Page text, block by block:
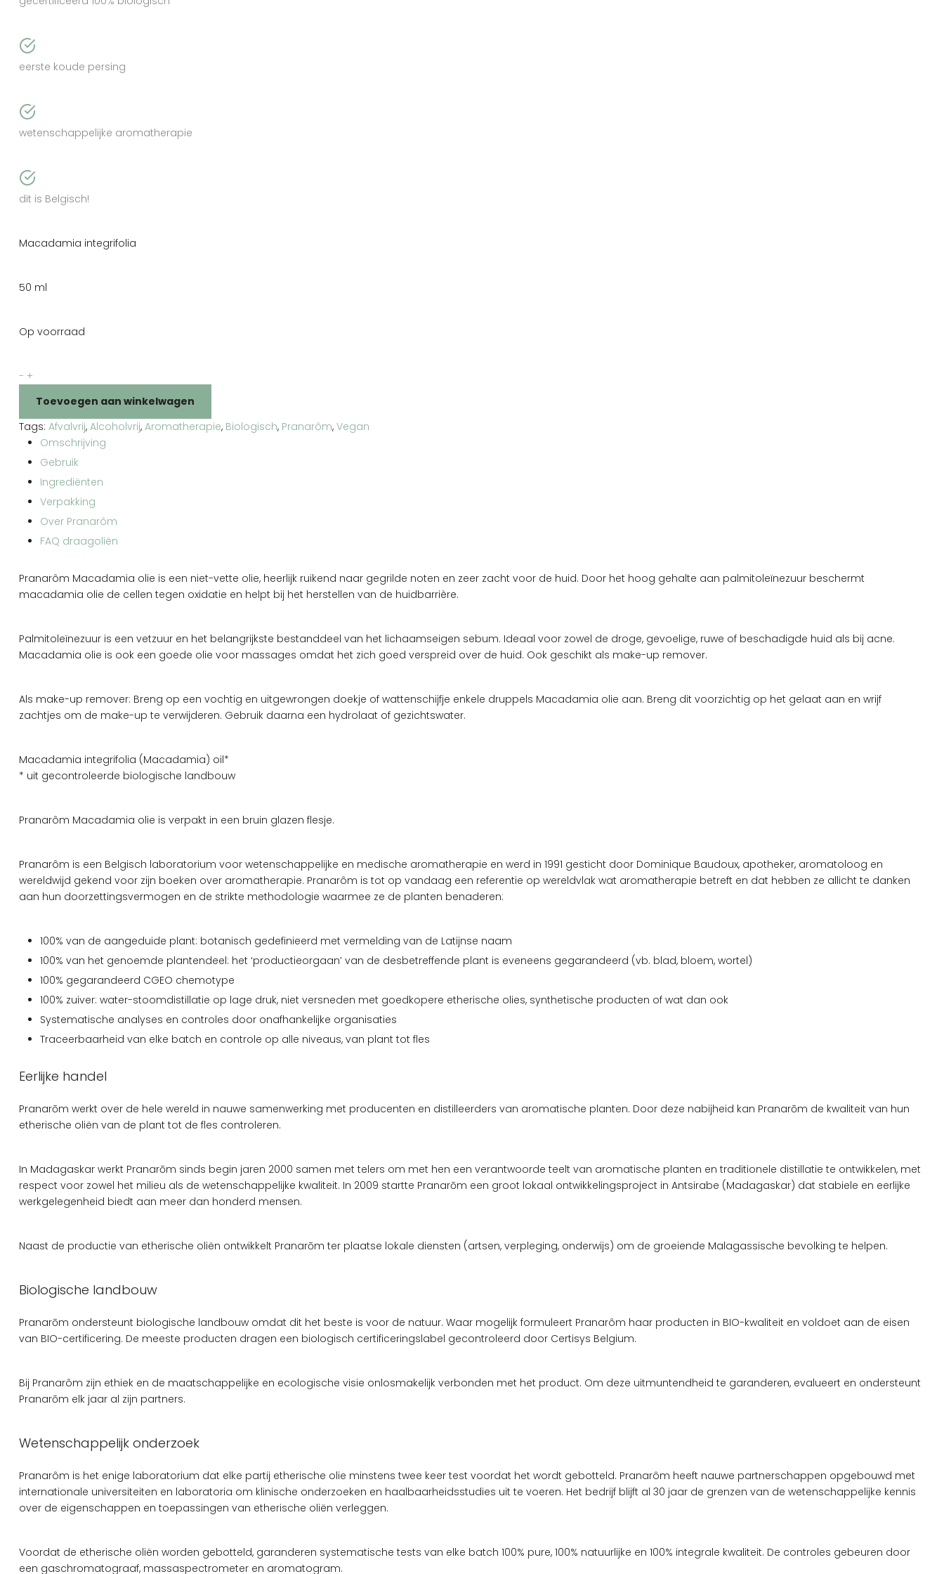
eerste koude persing
wetenschappelijke aromatherapie
dit is Belgisch!
Macadamia integrifolia
50 ml
Op voorraad
- Pranarôm
olie
aantal
+
Toevoegen aan winkelwagen
Tags: Afvalvrij, Alcoholvrij, Aromatherapie, Biologisch, Pranarôm, Vegan
Omschrijving
Gebruik
Ingrediënten
Verpakking
Over Pranarôm
FAQ draagoliën
Pranarôm Macadamia olie is een niet-vette olie, heerlijk ruikend naar gegrilde noten en zeer zacht voor de huid. Door het hoog gehalte aan palmitoleïnezuur beschermt
macadamia olie de cellen tegen oxidatie en helpt bij het herstellen van de huidbarrière.
Palmitoleïnezuur is een vetzuur en het belangrijkste bestanddeel van het lichaamseigen sebum. Ideaal voor zowel de droge, gevoelige, ruwe of beschadigde huid als bij acne.
Macadamia olie is ook een goede olie voor massages omdat het zich goed verspreid over de huid. Ook geschikt als make-up remover.
Als make-up remover: Breng op een vochtig en uitgewrongen doekje of wattenschijfje enkele druppels Macadamia olie aan. Breng dit voorzichtig op het gelaat aan en wrijf
zachtjes om de make-up te verwijderen. Gebruik daarna een hydrolaat of gezichtswater.
Macadamia integrifolia (Macadamia) oil*
* uit gecontroleerde biologische landbouw
Pranarôm Macadamia olie is verpakt in een bruin glazen flesje.
Pranarôm is een Belgisch laboratorium voor wetenschappelijke en medische aromatherapie en werd in 1991 gesticht door Dominique Baudoux, apotheker, aromatoloog en
wereldwijd gekend voor zijn boeken over aromatherapie. Pranarôm is tot op vandaag een referentie op wereldvlak wat aromatherapie betreft en dat hebben ze allicht te danken
aan hun doorzettingsvermogen en de strikte methodologie waarmee ze de planten benaderen:
100% van de aangeduide plant: botanisch gedefinieerd met vermelding van de Latijnse naam
100% van het genoemde plantendeel: het ‘productieorgaan’ van de desbetreffende plant is eveneens gegarandeerd (vb. blad, bloem, wortel)
100% gegarandeerd CGEO chemotype
100% zuiver: water-stoomdistillatie op lage druk, niet versneden met goedkopere etherische olies, synthetische producten of wat dan ook
Systematische analyses en controles door onafhankelijke organisaties
Traceerbaarheid van elke batch en controle op alle niveaus, van plant tot fles
Eerlijke handel
Pranarōm werkt over de hele wereld in nauwe samenwerking met producenten en distilleerders van aromatische planten. Door deze nabijheid kan Pranarōm de kwaliteit van hun
etherische oliën van de plant tot de fles controleren.
In Madagaskar werkt Pranarōm sinds begin jaren 2000 samen met telers om met hen een verantwoorde teelt van aromatische planten en traditionele distillatie te ontwikkelen, met
respect voor zowel het milieu als de wetenschappelijke kwaliteit. In 2009 startte Pranarōm een ​​groot lokaal ontwikkelingsproject in Antsirabe (Madagaskar) dat stabiele en eerlijke
werkgelegenheid biedt aan meer dan honderd mensen.
Naast de productie van etherische oliën ontwikkelt Pranarōm ter plaatse lokale diensten (artsen, verpleging, onderwijs) om de groeiende Malagassische bevolking te helpen.
Biologische landbouw
Pranarōm ondersteunt biologische landbouw omdat dit het beste is voor de natuur. Waar mogelijk formuleert Pranarôm haar producten in BIO-kwaliteit en voldoet aan de eisen
van BIO-certificering. De meeste producten dragen een biologisch certificeringslabel gecontroleerd door Certisys Belgium.
Bij Pranarôm zijn ethiek en de maatschappelijke en ecologische visie onlosmakelijk verbonden met het product. Om deze uitmuntendheid te garanderen, evalueert en ondersteunt
Pranarōm elk jaar al zijn partners.
Wetenschappelijk onderzoek
Pranarôm is het enige laboratorium dat elke partij etherische olie minstens twee keer test voordat het wordt gebotteld. Pranarôm heeft nauwe partnerschappen opgebouwd met
internationale universiteiten en laboratoria om klinische onderzoeken en haalbaarheidsstudies uit te voeren. Het bedrijf blijft al 30 jaar de grenzen van de wetenschappelijke kennis
over de eigenschappen en toepassingen van etherische oliën verleggen.
Voordat de etherische oliën worden gebotteld, garanderen systematische tests van elke batch 100% pure, 100% natuurlijke en 100% integrale kwaliteit. De controles gebeuren door
een gaschromatograaf, massaspectrometer en aromatogram.